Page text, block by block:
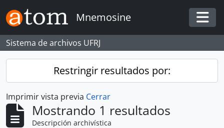
Skip to main content
Mnemosine
Sistema de archivos UFRJ
Restringir resultados por:
Imprimir vista previa Cerrar
Mostrando 1 resultados
Descripción archivística